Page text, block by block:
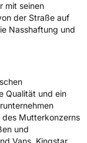
mit seinen
der Straße auf
Nasshaftung und
Qualität und ein
Mutterkonzerns
und